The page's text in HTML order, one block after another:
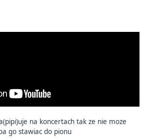
na koncertach tak ze nie moze
go stawiac do pionu